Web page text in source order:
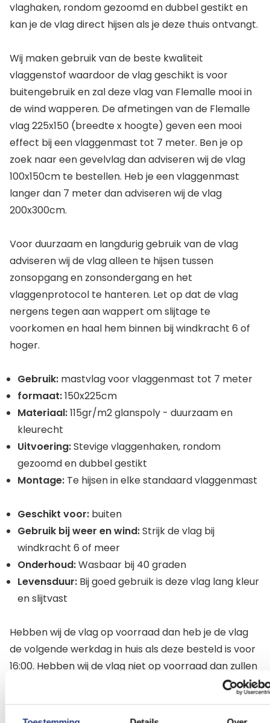
vlaghaken, rondom gezoomd en dubbel gestikt en
kan je de vlag direct hijsen als je deze thuis ontvangt.
Wij maken gebruik van de beste kwaliteit
vlaggenstof waardoor de vlag geschikt is voor
buitengebruik en zal deze vlag van Flemalle mooi in
de wind wapperen. De afmetingen van de Flemalle
vlag 225x150 (breedte x hoogte) geven een mooi
effect bij een vlaggenmast tot 7 meter. Ben je op
zoek naar een gevelvlag dan adviseren wij de vlag
100x150cm te bestellen. Heb je een vlaggenmast
langer dan 7 meter dan adviseren wij de vlag
200x300cm.
Voor duurzaam en langdurig gebruik van de vlag
adviseren wij de vlag alleen te hijsen tussen
zonsopgang en zonsondergang en het
vlaggenprotocol te hanteren. Let op dat de vlag
nergens tegen aan wappert om slijtage te
voorkomen en haal hem binnen bij windkracht 6 of
hoger.
Gebruik: mastvlag voor vlaggenmast tot 7 meter
formaat:150x225cm
Materiaal:115gr/m2 glanspoly - duurzaam en
kleurecht
Uitvoering:Stevige vlaggenhaken, rondom
gezoomd en dubbel gestikt
Montage: Te hijsen in elke standaard vlaggenmast
Geschikt voor: buiten
Gebruik bij weer en wind:Strijk de vlag bij
windkracht 6 of meer
Onderhoud:Wasbaar bij 40 graden
Levensduur: Bij goed gebruik is deze vlag lang kleur
en slijtvast
Hebben wij de vlag op voorraad dan heb je de vlag
de volgende werkdag in huis als deze besteld is voor
16:00. Hebben wij de vlag niet op voorraad dan zullen
wij je vlag direct in productie nemen. Dan bedraagt
Wil je een bestelling plaatsen van meer dan 20